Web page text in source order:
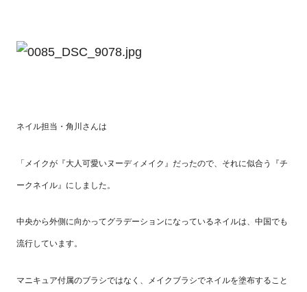
ネイル担当・角川さんは
「メイクが『大人可愛いヌーディメイク』だったので、それに似合う『チ
ークネイル』にしました。
中央から外側に向かってグラデーションになっているネイルは、中国でも
流行しています。
マニキュア付属のブラシではなく、メイクブラシでネイルを塗布すること